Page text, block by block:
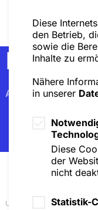
Abonnieren
Unsere Standorte
Diese
den Betrieb,
sowie die
Inhalte zu
Nähere
in unserer
Diese
der
nicht
Statistik-